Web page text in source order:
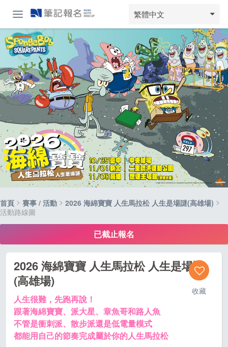
繁體中文
首頁 > 賽事 / 活動 > 2026 海綿寶寶 人生馬拉松 人生是場謎(高雄場) >
活動路線圖
已截止報名
收藏
2026 海綿寶寶 人生馬拉松 人生是場謎
(高雄場)
人生很難，先跑再說！
跟著海綿寶寶、派大星、章魚哥和路人魚
不管是衝刺派、散步派還是低電量模式
都能用自己的節奏完成屬於你的人生馬拉松